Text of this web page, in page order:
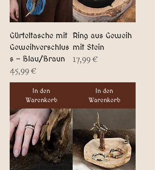
Gürteltasche mit
Geweihverschlus
s - Blau/Braun
Preis
45,99 €
In den
Warenkorb
Ring aus Geweih
mit Stein
Preis
17,99 €
In den
Warenkorb